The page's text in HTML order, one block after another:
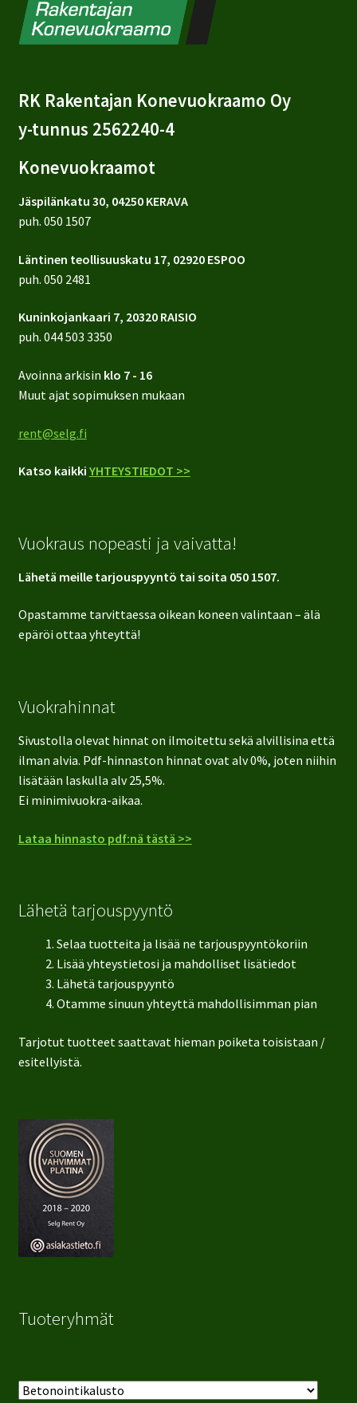
RK Rakentajan Konevuokraamo Oy
y-tunnus 2562240-4
Konevuokraamot
Jäspilänkatu 30, 04250 KERAVA
puh. 050 1507
Läntinen teollisuuskatu 17, 02920 ESPOO
puh. 050 2481
Kuninkojankaari 7, 20320 RAISIO
puh. 044 503 3350
Avoinna arkisin klo 7 - 16
Muut ajat sopimuksen mukaan
rent@selg.fi
Katso kaikki YHTEYSTIEDOT >>
Vuokraus nopeasti ja vaivatta!
Lähetä meille tarjouspyyntö tai soita 050 1507.
Opastamme tarvittaessa oikean koneen valintaan – älä
epäröi ottaa yhteyttä!
Vuokrahinnat
Sivustolla olevat hinnat on ilmoitettu sekä alvillisina että
ilman alvia. Pdf-hinnaston hinnat ovat alv 0%, joten niihin
lisätään laskulla alv 25,5%.
Ei minimivuokra-aikaa.
Lataa hinnasto pdf:nä tästä >>
Lähetä tarjouspyyntö
Selaa tuotteita ja lisää ne tarjouspyyntökoriin
Lisää yhteystietosi ja mahdolliset lisätiedot
Lähetä tarjouspyyntö
Otamme sinuun yhteyttä mahdollisimman pian
Tarjotut tuotteet saattavat hieman poiketa toisistaan /
esitellyistä.
Tuoteryhmät